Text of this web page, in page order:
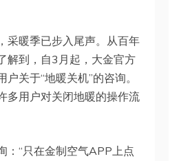
采暖季已步入尾声。从百年
解到，自3月起，大金官方
关于“地暖关机”的咨询。
多用户对关闭地暖的操作流
：“只在金制空气APP上点